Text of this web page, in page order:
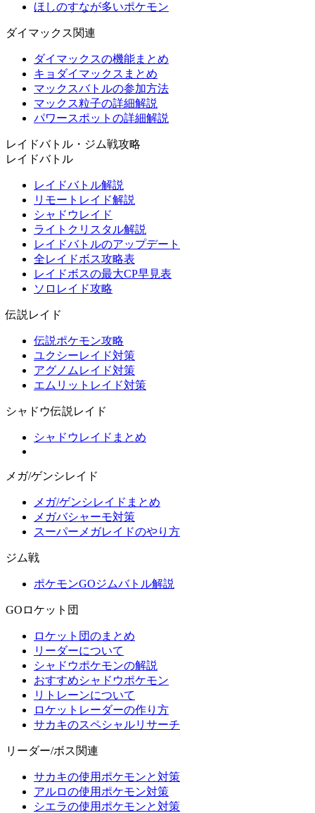
ほしのすなが多いポケモン
ダイマックス関連
ダイマックスの機能まとめ
キョダイマックスまとめ
マックスバトルの参加方法
マックス粒子の詳細解説
パワースポットの詳細解説
レイドバトル・ジム戦攻略
レイドバトル
レイドバトル解説
リモートレイド解説
シャドウレイド
ライトクリスタル解説
レイドバトルのアップデート
全レイドボス攻略表
レイドボスの最大CP早見表
ソロレイド攻略
伝説レイド
伝説ポケモン攻略
ユクシーレイド対策
アグノムレイド対策
エムリットレイド対策
シャドウ伝説レイド
シャドウレイドまとめ
メガ/ゲンシレイド
メガ/ゲンシレイドまとめ
メガバシャーモ対策
スーパーメガレイドのやり方
ジム戦
ポケモンGOジムバトル解説
GOロケット団
ロケット団のまとめ
リーダーについて
シャドウポケモンの解説
おすすめシャドウポケモン
リトレーンについて
ロケットレーダーの作り方
サカキのスペシャルリサーチ
リーダー/ボス関連
サカキの使用ポケモンと対策
アルロの使用ポケモン対策
シエラの使用ポケモンと対策